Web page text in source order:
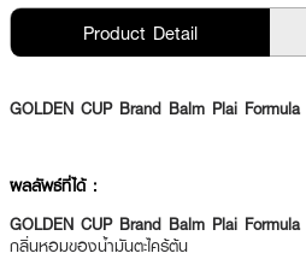
Product Detail
GOLDEN CUP Brand Balm Plai Formula
ผลลัพธ์ที่ได้ :
GOLDEN CUP Brand Balm Plai Formula
กลิ่นหอมของน้ำมันตะไคร้ต้น